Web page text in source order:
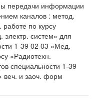
передачи информации
каналов : метод.
работе по курсу
электр. систем» для
1-39 02 03 «Мед.
«Радиотехн.
специальности 1-39
веч. и заоч. форм